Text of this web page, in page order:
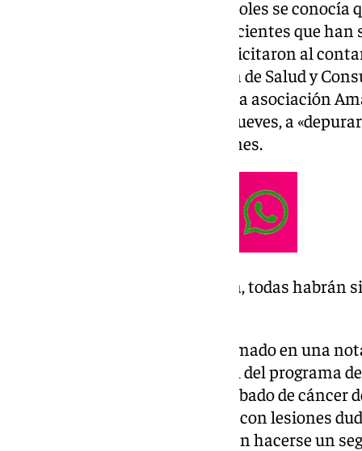
del cáncer de mama. Este miércoles se conocía
comunicación» en el caso de pacientes que
complementarias que se les solicitaron al
posibles tumores. La Consejería de Salud y
comprometido este jueves con la asociación
y con la que se ha reunido este jueves, a
información en el plazo de un mes.
«En el plazo de una semana, todas habrán
La Consejería de Salud ha informado en una
mujeres -de una población total del programa
pruebas no concluyentes del cribado de cáncer
por una». «Se trata de pacientes con lesiones
revisten gravedad pero que deben hacerse un